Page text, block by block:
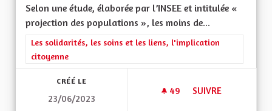
Selon une étude, élaborée par l’INSEE et intitulée «
projection des populations », les moins de...
Filtrer les résultats de la catégorie : Les solidarités, les soins
Les solidarités, les soins et les liens, l'implication
citoyenne
CRÉÉ LE
23/06/2023
49 49 ABONNÉS
SUIVRE